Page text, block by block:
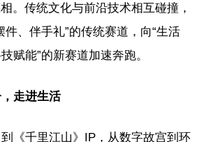
。传统文化与前沿技术相互碰撞，
件、伴手礼”的传统赛道，向“生活
赋能”的新赛道加速奔跑。
走进生活
《千里江山》IP，从数字故宫到环